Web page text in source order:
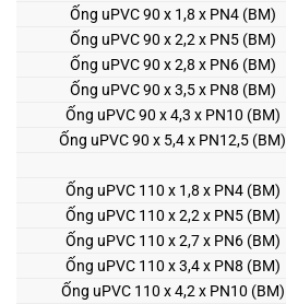
Ống uPVC 90 x 1,8 x PN4 (BM)
Ống uPVC 90 x 2,2 x PN5 (BM)
Ống uPVC 90 x 2,8 x PN6 (BM)
Ống uPVC 90 x 3,5 x PN8 (BM)
Ống uPVC 90 x 4,3 x PN10 (BM)
Ống uPVC 90 x 5,4 x PN12,5 (BM)
Ống uPVC 110 x 1,8 x PN4 (BM)
Ống uPVC 110 x 2,2 x PN5 (BM)
Ống uPVC 110 x 2,7 x PN6 (BM)
Ống uPVC 110 x 3,4 x PN8 (BM)
Ống uPVC 110 x 4,2 x PN10 (BM)